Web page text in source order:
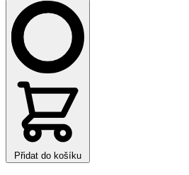
Přidat do košíku